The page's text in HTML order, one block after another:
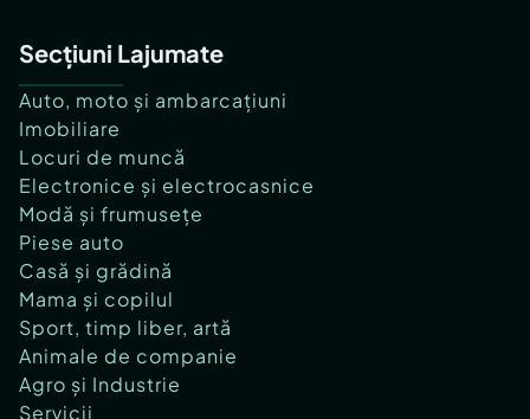
Secțiuni Lajumate
Auto, moto și ambarcațiuni
Imobiliare
Locuri de muncă
Electronice și electrocasnice
Modă și frumusețe
Piese auto
Casă și grădină
Mama și copilul
Sport, timp liber, artă
Animale de companie
Agro și Industrie
Servicii